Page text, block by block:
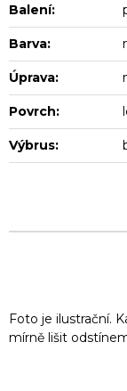
Balení:
Barva:
Úprava:
Povrch:
Výbrus:
Foto je ilustrační.
mírně lišit